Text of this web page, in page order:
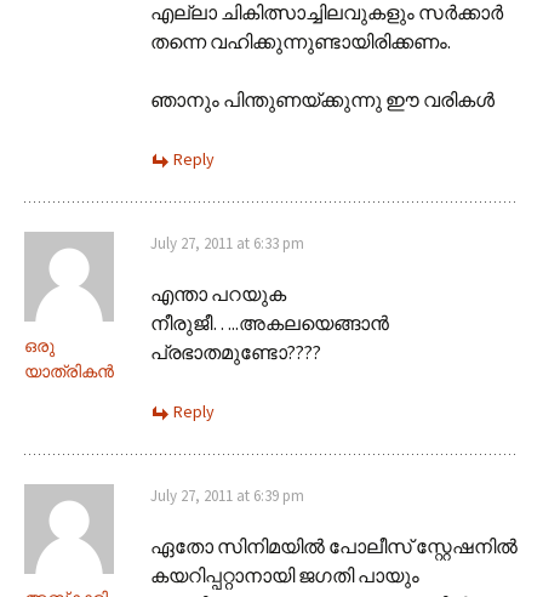
എല്ലാ ചികിത്സാച്ചിലവുകളും സർക്കാർ
തന്നെ വഹിക്കുന്നുണ്ടായിരിക്കണം.
ഞാനും പിന്തുണയ്ക്കുന്നു ഈ വരികള്‍
Reply
ഒരു
യാത്രികന്‍
July 27, 2011 at 6:33 pm
എന്താ പറയുക
നീരുജീ…..അകലയെങ്ങാന്‍
പ്രഭാതമുണ്ടോ????
Reply
July 27, 2011 at 6:39 pm
ഏതോ സിനിമയിൽ പോലീസ് സ്റ്റേഷനിൽ
കയറിപ്പറ്റാനായി ജഗതി പായും